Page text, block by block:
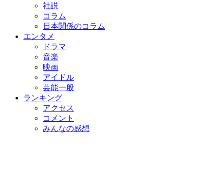
社説
コラム
日本関係のコラム
エンタメ
ドラマ
音楽
映画
アイドル
芸能一般
ランキング
アクセス
コメント
みんなの感想